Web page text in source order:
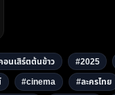
อนเสิร์ตต้นข้าว #2025
#cinema #ละครไทย